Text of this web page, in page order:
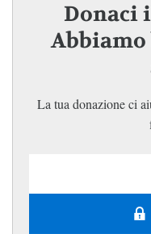
Donaci
Abbiamo
La tua donazione ci